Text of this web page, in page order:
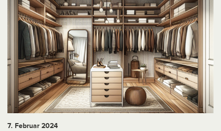
7. Februar 2024